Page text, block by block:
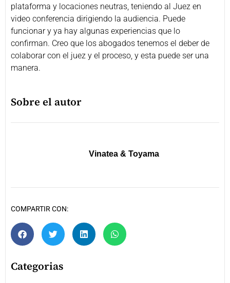
plataforma y locaciones neutras, teniendo al Juez en
video conferencia dirigiendo la audiencia. Puede
funcionar y ya hay algunas experiencias que lo
confirman. Creo que los abogados tenemos el deber de
colaborar con el juez y el proceso, y esta puede ser una
manera.
Sobre el autor
Vinatea & Toyama
COMPARTIR CON:
Categorias